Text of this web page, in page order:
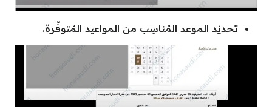
تحديْد الموعد المُناسِب من المواعيد المُتوفّرة.